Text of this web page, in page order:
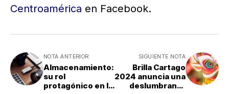
Centroamérica en Facebook.
NOTA ANTERIOR
Almacenamiento:
su rol
protagónico en la
SIGUIENTE NOTA
Brilla Cartago
2024 anuncia una
deslumbrante